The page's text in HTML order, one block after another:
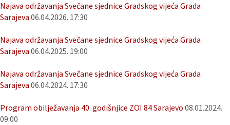
Najava održavanja Svečane sjednice Gradskog vijeća Grada
Sarajeva 06.04.2026. 17:30
Najava održavanja Svečane sjednice Gradskog vijeća Grada
Sarajeva 06.04.2025. 19:00
Najava održavanja Svečane sjednice Gradskog vijeća Grada
Sarajeva 06.04.2024. 17:30
Program obilježavanja 40. godišnjice ZOI 84 Sarajevo 08.01.2024.
09:00